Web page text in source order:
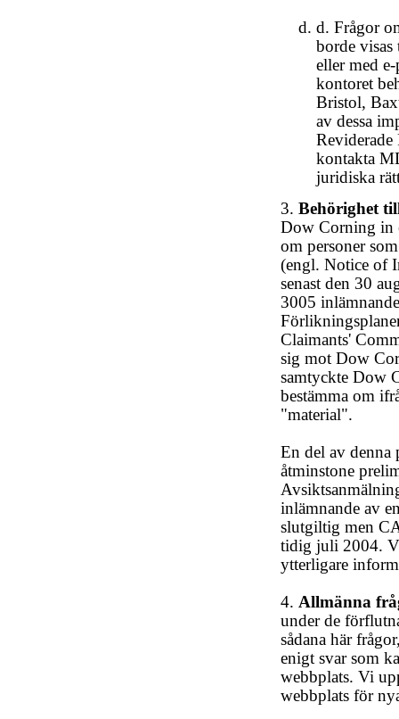
d. Frågor
borde
eller med
kontoret
Bristol,
av dessa
kontakta
juridiska
3. Behörighet
Dow Corning in
om personer
(engl. Notice of
senast den 30
3005
Claimants'
sig mot Dow
samtyckte Dow
bestämma om
"material".
En del av denna
åtminstone
inlämnande av
slutgiltig men
tidig juli 2004.
ytterligare
4. Allmänna
under de
sådana här
enigt svar som
webbplats. Vi
webbplats för